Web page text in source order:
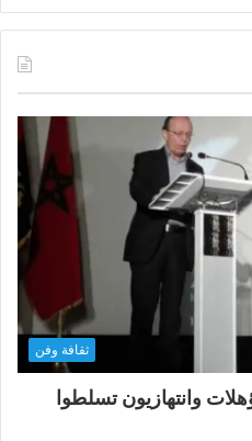
ثقافة وفن
وانتهازيون تسلطوا